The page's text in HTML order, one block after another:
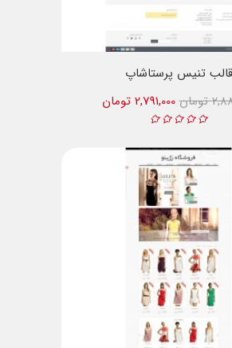
قالب تنیس پرستاشاپ
2,791,000 تومان
تومان